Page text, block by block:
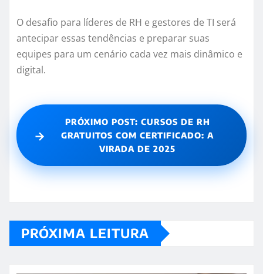
O desafio para líderes de RH e gestores de TI será
antecipar essas tendências e preparar suas
equipes para um cenário cada vez mais dinâmico e
digital.
→
PRÓXIMO POST: CURSOS DE RH
GRATUITOS COM CERTIFICADO: A
VIRADA DE 2025
PRÓXIMA LEITURA